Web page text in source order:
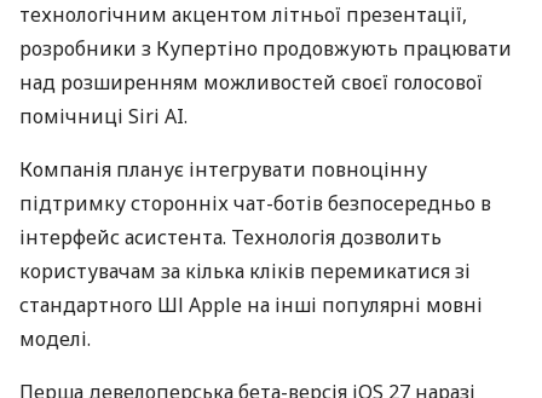
технологічним акцентом літньої презентації,
розробники з Купертіно продовжують працювати
над розширенням можливостей своєї голосової
помічниці Siri AI.
Компанія планує інтегрувати повноцінну
підтримку сторонніх чат-ботів безпосередньо в
інтерфейс асистента. Технологія дозволить
користувачам за кілька кліків перемикатися зі
стандартного ШІ Apple на інші популярні мовні
моделі.
Перша девелоперська бета-версія iOS 27 наразі